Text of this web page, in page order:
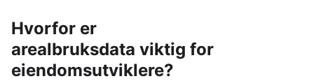
Hvorfor er
arealbruksdata viktig for
eiendomsutviklere?